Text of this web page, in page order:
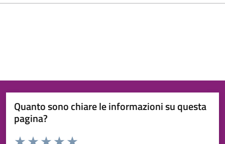
Quanto sono chiare le informazioni su questa
pagina?
Valuta da 1 a 5 stelle la pagina